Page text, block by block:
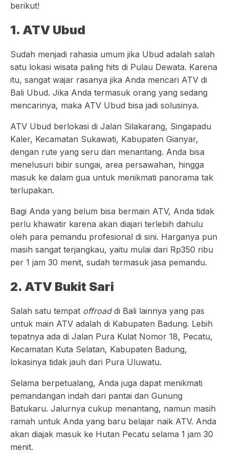
berikut!
1. ATV Ubud
Sudah menjadi rahasia umum jika Ubud adalah salah
satu lokasi wisata paling hits di Pulau Dewata. Karena
itu, sangat wajar rasanya jika Anda mencari ATV di
Bali Ubud. Jika Anda termasuk orang yang sedang
mencarinya, maka ATV Ubud bisa jadi solusinya.
ATV Ubud berlokasi di Jalan Silakarang, Singapadu
Kaler, Kecamatan Sukawati, Kabupaten Gianyar,
dengan rute yang seru dan menantang. Anda bisa
menelusuri bibir sungai, area persawahan, hingga
masuk ke dalam gua untuk menikmati panorama tak
terlupakan.
Bagi Anda yang belum bisa bermain ATV, Anda tidak
perlu khawatir karena akan diajari terlebih dahulu
oleh para pemandu profesional di sini. Harganya pun
masih sangat terjangkau, yaitu mulai dari Rp350 ribu
per 1 jam 30 menit, sudah termasuk jasa pemandu.
2. ATV Bukit Sari
Salah satu tempat offroaddi Bali lainnya yang pas
untuk main ATV adalah di Kabupaten Badung. Lebih
tepatnya ada di Jalan Pura Kulat Nomor 18, Pecatu,
Kecamatan Kuta Selatan, Kabupaten Badung,
lokasinya tidak jauh dari Pura Uluwatu.
Selama berpetualang, Anda juga dapat menikmati
pemandangan indah dari pantai dan Gunung
Batukaru. Jalurnya cukup menantang, namun masih
ramah untuk Anda yang baru belajar naik ATV. Anda
akan diajak masuk ke Hutan Pecatu selama 1 jam 30
menit.